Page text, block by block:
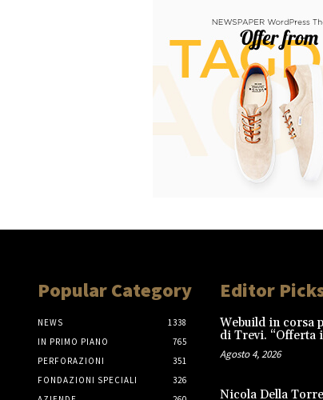
Popular Category
NEWS
1338
IN PRIMO PIANO
765
PERFORAZIONI
351
FONDAZIONI SPECIALI
326
Editor
Webuild in corsa
di Trevi. “Offerta
Agosto 4, 2026
Nicola Della